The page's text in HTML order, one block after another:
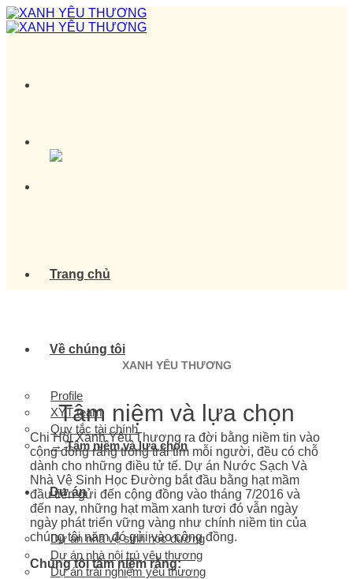
Skip
to
Trang chủ
Về chúng tôi
Profile
XYT team
Quy tắc tài chính
Tâm niệm và lựa chọn
Dự án
Dự án nhà vệ sinh học đường
Dự án nhà nội trú yêu thương
Dự án trải nghiệm yêu thương
XANH YÊU THƯƠNG
Tâm niệm và lựa chọn
Chi Hội Xanh Yêu Thương ra đời bằng niềm tin vào
cộng đồng rằng trong trái tim mỗi người, đều có chỗ
dành cho những điều tử tế. Dự án Nước Sạch Và
Nhà Vệ Sinh Học Đường bắt đầu bằng hạt mầm
đầu tiên gửi đến cộng đồng vào tháng 7/2016 và
đến nay, những hạt mầm xanh tươi đó vẫn ngày
ngày phát triển vững vàng như chính niềm tin của
chúng tôi năm đó gửi vào cộng đồng.
Chúng tôi tâm niệm rằng: